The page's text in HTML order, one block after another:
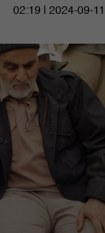
02:19 | 2024-09-11